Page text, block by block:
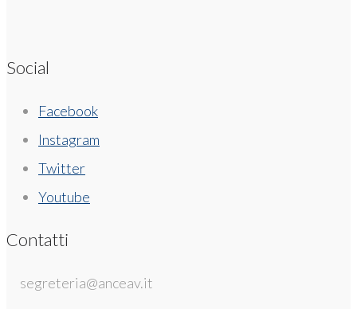
Social
Facebook
Instagram
Twitter
Youtube
Contatti
segreteria@anceav.it